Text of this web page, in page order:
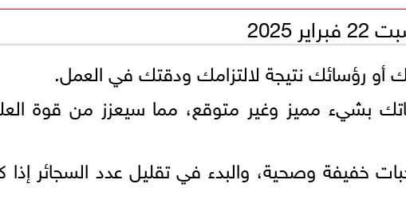
أو رؤسائك نتيجة لالتزامك ودقتك في العمل.
بشيء مميز وغير متوقع، مما سيعزز من قوة
خفيفة وصحية، والبدء في تقليل عدد السجائر